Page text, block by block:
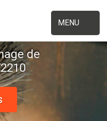
MENU
de